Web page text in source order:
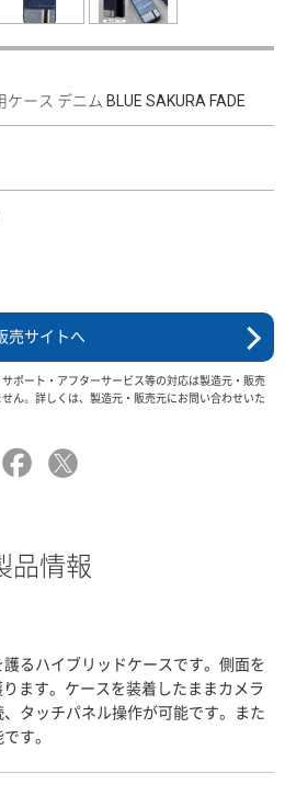
ース デニム BLUE SAKURA FADE
売サイトへ
ポート・アフターサービス等の対応は製造元・販売
ん。詳しくは、製造元・販売元にお問い合わせいた
品情報
るハイブリッドケースです。側面を
ます。ケースを装着したままカメラ
タッチパネル操作が可能です。また
す。